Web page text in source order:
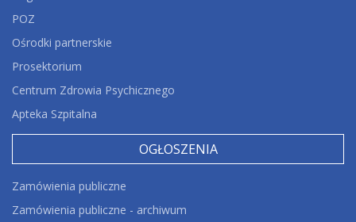
POZ
Ośrodki partnerskie
Prosektorium
Centrum Zdrowia Psychicznego
Apteka Szpitalna
OGŁOSZENIA
Zamówienia publiczne
Zamówienia publiczne - archiwum